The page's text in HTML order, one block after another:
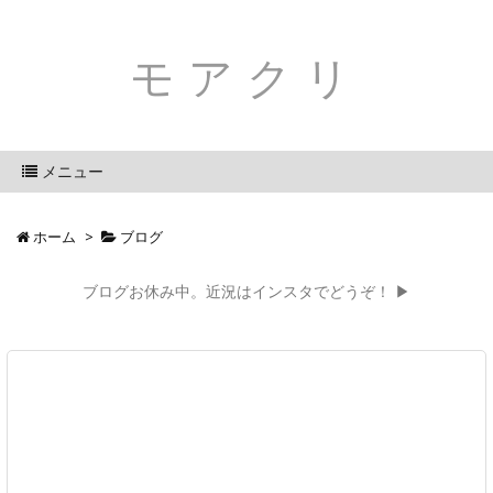
モアクリ
メニュー
ホーム > ブログ
ブログお休み中。近況はインスタでどうぞ！ ▶